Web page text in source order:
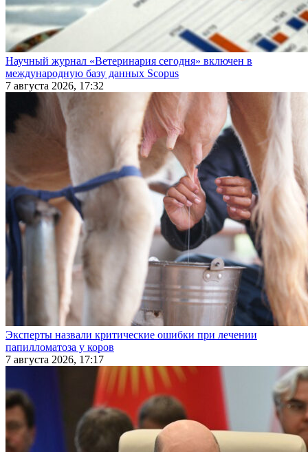
Научный журнал «Ветеринария сегодня» включен в
международную базу данных Scopus
7 августа 2026, 17:32
Эксперты назвали критические ошибки при лечении
папилломатоза у коров
7 августа 2026, 17:17